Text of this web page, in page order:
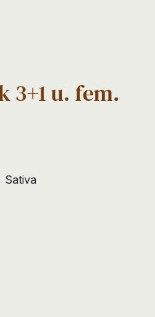
3+1 u. fem.
Sativa